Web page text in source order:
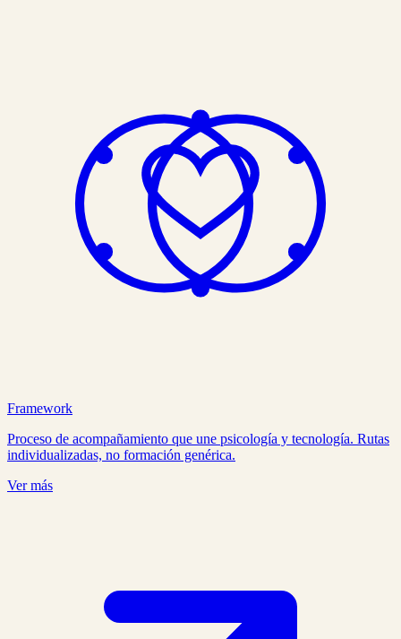
Framework
Proceso de acompañamiento que une psicología y tecnología. Rutas
individualizadas, no formación genérica.
Ver más